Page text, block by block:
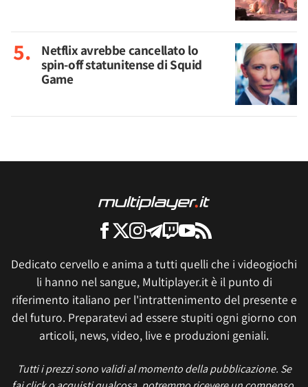
Netflix avrebbe cancellato lo
spin-off statunitense di Squid
Game
Dedicato cervello e anima a tutti quelli che i videogiochi
li hanno nel sangue, Multiplayer.it è il punto di
riferimento italiano per l'intrattenimento del presente e
del futuro. Preparatevi ad essere stupiti ogni giorno con
articoli, news, video, live e produzioni geniali.
Tutti i prezzi sono validi al momento della pubblicazione. Se